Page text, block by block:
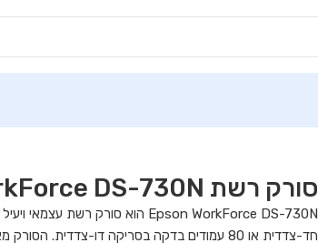
סורק רשת Epson WorkForce DS-730N